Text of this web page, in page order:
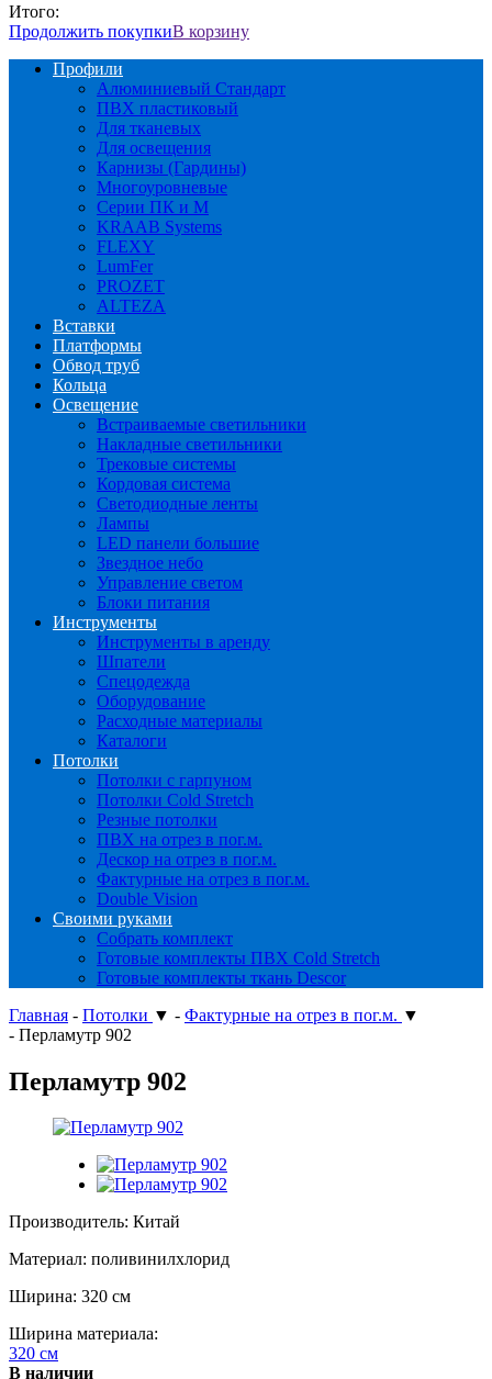
Итого:
Продолжить покупкиВ корзину
Профили
Алюминиевый Стандарт
ПВХ пластиковый
Для тканевых
Для освещения
Карнизы (Гардины)
Многоуровневые
Серии ПК и М
KRAAB Systems
FLEXY
LumFer
PROZET
ALTEZA
Вставки
Платформы
Обвод труб
Кольца
Освещение
Встраиваемые светильники
Накладные светильники
Трековые системы
Кордовая система
Светодиодные ленты
Лампы
LED панели большие
Звездное небо
Управление светом
Блоки питания
Инструменты
Инструменты в аренду
Шпатели
Спецодежда
Оборудование
Расходные материалы
Каталоги
Потолки
Потолки с гарпуном
Потолки Cold Stretch
Резные потолки
ПВХ на отрез в пог.м.
Дескор на отрез в пог.м.
Фактурные на отрез в пог.м.
Double Vision
Своими руками
Собрать комплект
Готовые комплекты ПВХ Cold Stretch
Готовые комплекты ткань Descor
Главная - Потолки ▼ - Фактурные на отрез в пог.м. ▼
- Перламутр 902
Перламутр 902
Производитель: Китай
Материал: поливинилхлорид
Ширина: 320 см
Ширина материала:
320 см
В наличии